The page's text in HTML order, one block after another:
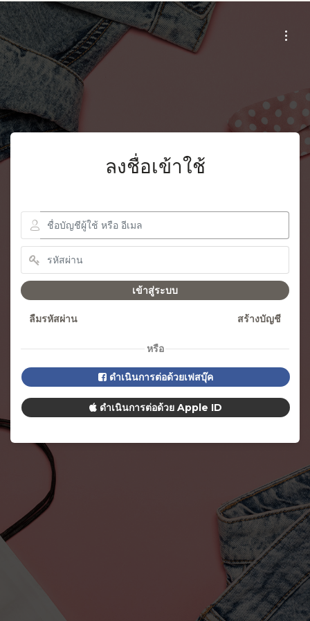
ลงชื่อเข้าใช้
เข้าสู่ระบบ
ลืมรหัสผ่าน สร้างบัญชี
หรือ
ดำเนินการต่อด้วยเฟสบุ๊ค
ดำเนินการต่อด้วย Apple ID